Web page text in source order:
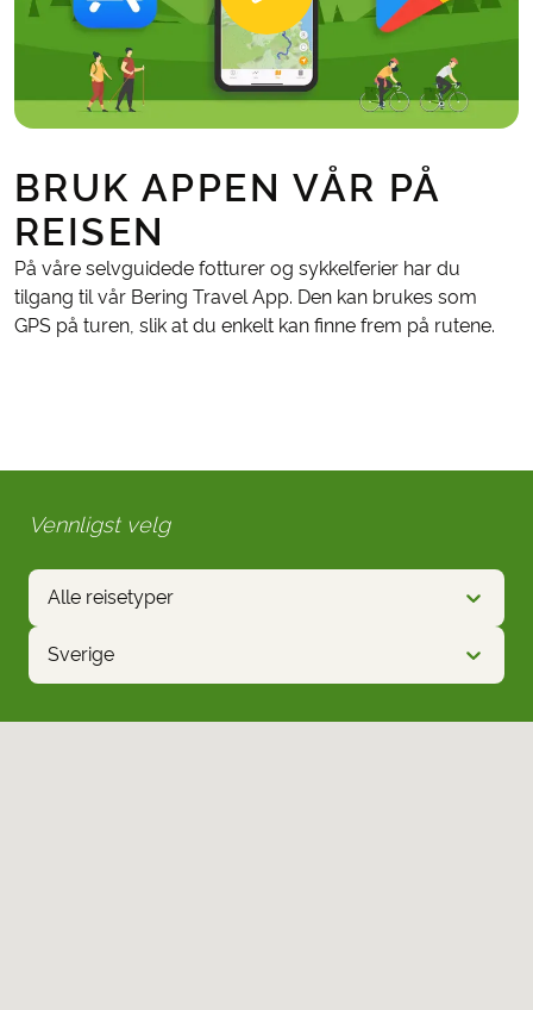
BRUK APPEN VÅR PÅ
REISEN
På våre selvguidede fotturer og sykkelferier har du
tilgang til vår Bering Travel App. Den kan brukes som
GPS på turen, slik at du enkelt kan finne frem på rutene.
Vennligst velg
Alle reisetyper
Sverige